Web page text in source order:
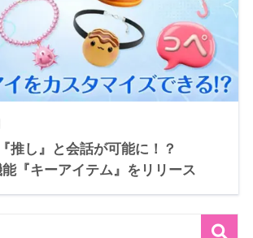
推し』と会話が可能に！？
『キーアイテム』をリリース